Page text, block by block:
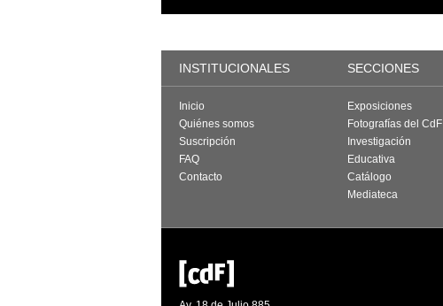
INSTITUCIONALES SECCIONES
Inicio
Quiénes somos
Suscripción
FAQ
Contacto
Exposiciones
Fotografías del CdF
Investigación
Educativa
Catálogo
Mediateca